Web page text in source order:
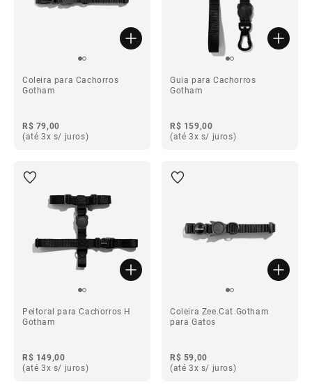
Coleira para Cachorros
Gotham
R$ 79,00
(até 3x s/ juros)
Guia para Cachorros
Gotham
R$ 159,00
(até 3x s/ juros)
Peitoral para Cachorros H
Gotham
R$ 149,00
(até 3x s/ juros)
Coleira Zee.Cat Gotham
para Gatos
R$ 59,00
(até 3x s/ juros)